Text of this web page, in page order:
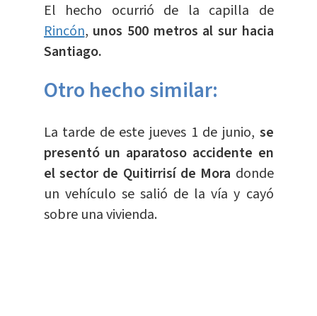
El hecho ocurrió de la capilla de
Rincón, unos 500 metros al sur hacia
Santiago.
Otro hecho similar:
La tarde de este jueves 1 de junio, se
presentó un aparatoso accidente en
el sector de Quitirrisí de Mora donde
un vehículo se salió de la vía y cayó
sobre una vivienda.